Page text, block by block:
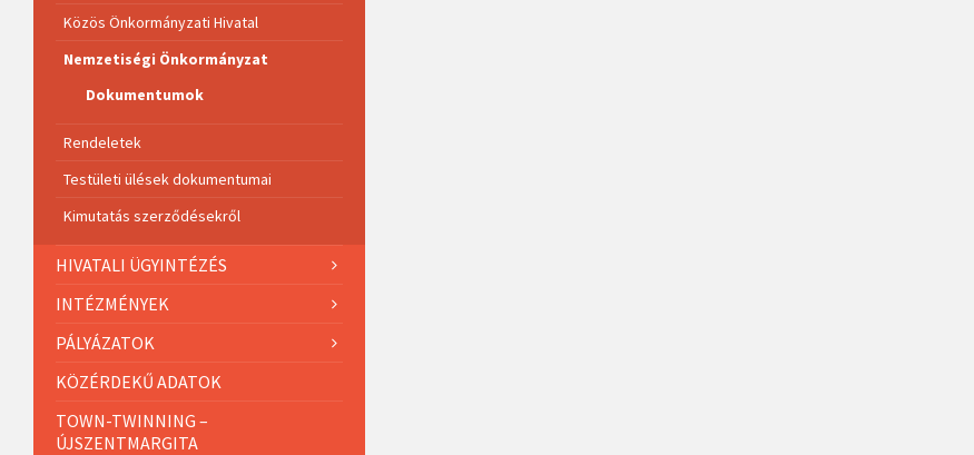
Közös Önkormányzati Hivatal
Nemzetiségi Önkormányzat
Dokumentumok
Rendeletek
Testületi ülések dokumentumai
Kimutatás szerződésekről
HIVATALI ÜGYINTÉZÉS
INTÉZMÉNYEK
PÁLYÁZATOK
KÖZÉRDEKŰ ADATOK
TOWN-TWINNING –
ÚJSZENTMARGITA